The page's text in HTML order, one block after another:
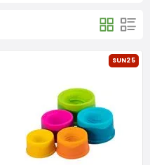
SUN25